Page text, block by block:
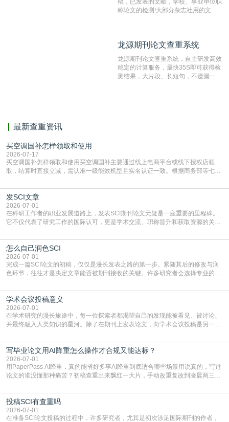
稿，已发表的文献，学校、事业单位职
称论文的检测!大部分杂志社用的文献
编辑部检测来稿和已发表的文献,检测
测时注意填写第一作者,才能排除已发
表文献复制比。（限制字符数1万）
龙源期刊论文查重系统
龙源期刊论文查重系统，自主研发高效
稳定的计算服务，最快35S即可获得检
测结果，大片段、长短句，不遗漏一处
最新查重资讯
买空调国补怎样领取和使用
2026-07-17
买空调国补怎样领取和使用买空调国补主要通过线上电商平台或线下授权店领
取，结算时直接立减‌，需认准一级能效机型且实名认证一致。根据商务部等七部
能领到补贴首选‌京东APP‌搜索专属口令(如【家电补贴1637】、【国补立省
4949】等，口令会随活动更新，以页面显示为准)进入补贴专场。淘宝/天猫也可
复制粘贴【8$FKFGgJq
发SCI文章
2026-07-01
在科研工作者的职业发展道路上，发表SCI期刊论文无疑是一座重要的里程碑。
它不仅代表了研究工作的国际认可，更是学术交流、职称晋升和获取资源的关键
战与困惑。从选题立意到投稿回应，每一步都需要精心的策略与扎实的工作。本
篇AEIC学术交流中心小编就为大家介绍“发SCI文章”。一、精准定位是成功的第
一步发表SCI文章，首要解决的问题是“投
怎么自己润色SCI
2026-07-01
完成一篇SCI论文的初稿，仅仅是漫长发表之路的第一步。紧随其后的修改与润
色环节，往往才是决定文章能否被期刊接收的关键。许多研究者会选择专业的语
质量，更能在此过程中深化对学术写作的理解。如何系统、高效地打磨自己的论
文，使其在语言和学术表达上更符合国际期刊的要求，是每位研究者值得投入学
习的技能。本篇AEIC学术交流中心小编就为大家介
学术会议投稿意义
2026-07-01
在学术研究的漫长旅途中，每一位探索者都渴望自己的发现能被看见、被讨论、
并最终融入人类知识的星河。除了在期刊上发表论文，向学术会议投稿是另一个
广阔学术天地的大门，连接着个体研究与社会网络。本篇AEIC学术交流中心小编
就为大家介绍“学术会议投稿意义”。一、加速研究成果的传播与反馈学术会议通
常具有周期短、时效性强的特点。相比期刊漫长的
写毕业论文用AI降重怎么操作才合规又能达标？
2026-07-01
用PaperPass AI降重，真的能省好多事AI降重到底适合哪些场景用说真的，写过
论文的谁没懂那种痛苦？初稿查重出来飘红一大片，手动改重复改到凌晨两三
到秃头。这时候靠谱的AI降重真的就是救命稻草，选对工具，半天就能搞定你两
三天都做不完的事。不是所有人都需要用AI降重，但如果你符合下面这些场景，
真的可以试试：初稿写完重复率远超要
投稿SCI有查重吗
2026-07-01
在准备SCI论文投稿的过程中，许多研究者，尤其是初次涉足国际期刊的作者，